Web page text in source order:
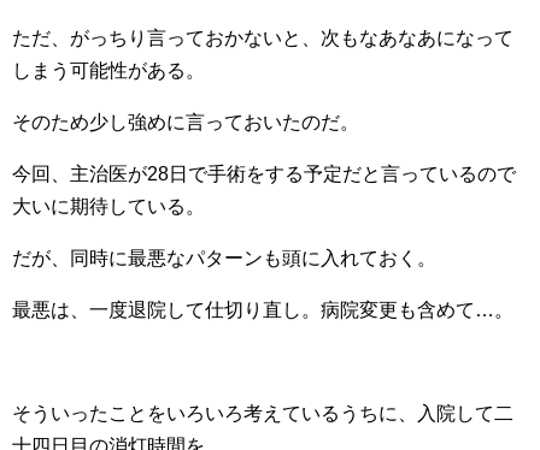
ただ、がっちり言っておかないと、次もなあなあになって
しまう可能性がある。
そのため少し強めに言っておいたのだ。
今回、主治医が28日で手術をする予定だと言っているので
大いに期待している。
だが、同時に最悪なパターンも頭に入れておく。
最悪は、一度退院して仕切り直し。病院変更も含めて…。
そういったことをいろいろ考えているうちに、入院して二
十四日目の消灯時間を